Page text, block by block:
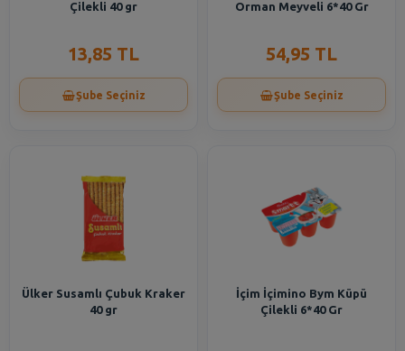
Çilekli 40 gr
13,85 TL
Şube Seçiniz
Orman Meyveli 6*40 Gr
54,95 TL
Şube Seçiniz
Ülker Susamlı Çubuk Kraker
40 gr
İçim İçimino Bym Küpü
Çilekli 6*40 Gr